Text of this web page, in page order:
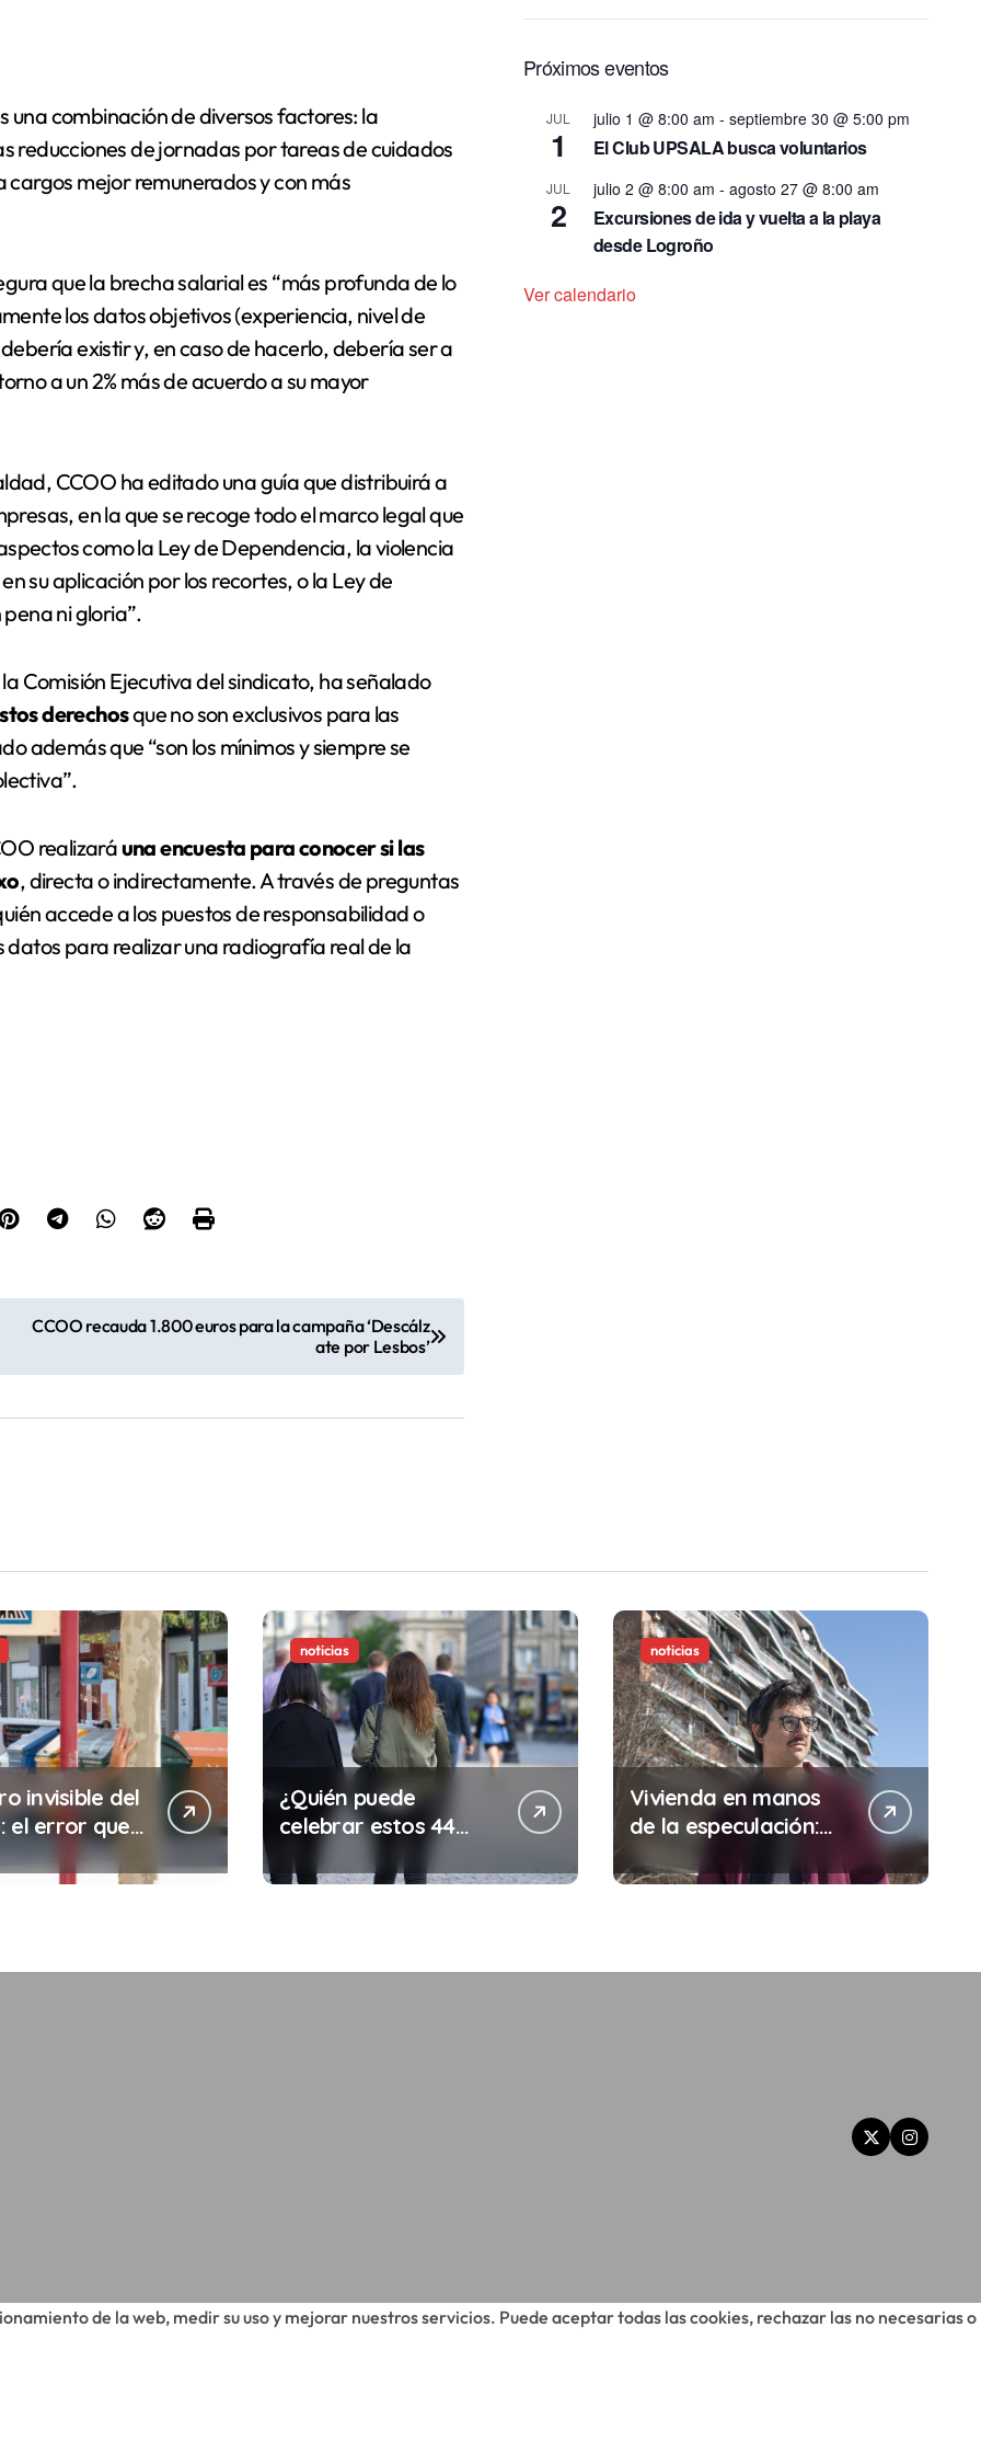
reducciones de jornadas por tareas de cuidados
mejor remunerados y con más
que la brecha salarial es “más profunda de lo
los datos objetivos (experiencia, nivel de
existir y, en caso de hacerlo, debería ser a
a un 2% más de acuerdo a su mayor
CCOO ha editado una guía que distribuirá a
en la que se recoge todo el marco legal que
como la Ley de Dependencia, la violencia
su aplicación por los recortes, o la Ley de
ni gloria”.
Comisión Ejecutiva del sindicato, ha señalado
derechosque no son exclusivos para las
además que “son los mínimos y siempre se
realizaráuna encuesta para conocer si las
, directa o indirectamente. A través de preguntas
accede a los puestos de responsabilidad o
datos para realizar una radiografía real de la
CCOO recauda 1.800 euros para la campaña ‘Descálz
ate por Lesbos’
Próximos eventos
JUL
1
julio 1 @ 8:00 am - septiembre 30 @ 5:00 pm
El Club UPSALA busca voluntarios
JUL
2
julio 2 @ 8:00 am - agosto 27 @ 8:00 am
Excursiones de ida y vuelta a la playa
desde Logroño
Ver calendario
invisible del
el error que
cada 30
en tu trabajo
noticias
¿Quién puede
celebrar estos 44
noticias
Vivienda en manos
de la especulación:
no te da para vivir
de la web, medir su uso y mejorar nuestros servicios. Puede aceptar todas las cookies, rechazar las no necesarias o